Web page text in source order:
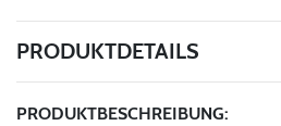
PRODUKTDETAILS
PRODUKTBESCHREIBUNG: